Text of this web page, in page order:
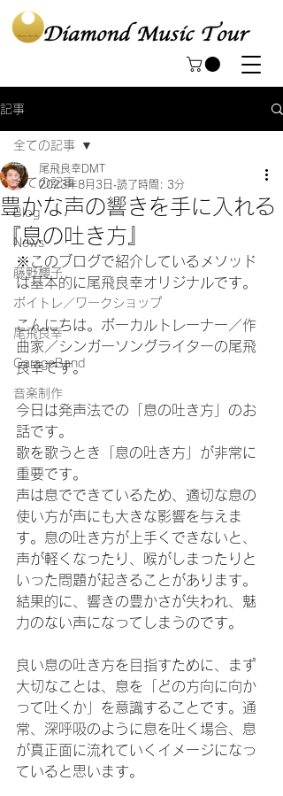
記事
全ての記事
Blog
News
藤野櫻子
ボイトレ／ワークショップ
尾飛良幸
GarageBand
音楽制作
全ての記事
豊かな声の響きを手に入れる
『息の吐き方』
尾飛良幸DMT
2023年8月3日 読了時間: 3分
※このブログで紹介しているメソッド
は基本的に尾飛良幸オリジナルです。
こんにちは。ボーカルトレーナー／作
曲家／シンガーソングライターの尾飛
良幸です。
今日は発声法での「息の吐き方」のお
話です。
歌を歌うとき「息の吐き方」が非常に
重要です。
声は息でできているため、適切な息の
使い方が声にも大きな影響を与えま
す。息の吐き方が上手くできないと、
声が軽くなったり、喉がしまったりと
いった問題が起きることがあります。
結果的に、響きの豊かさが失われ、魅
力のない声になってしまうのです。
良い息の吐き方を目指すために、まず
大切なことは、息を「どの方向に向か
って吐くか」を意識することです。通
常、深呼吸のように息を吐く場合、息
が真正面に流れていくイメージになっ
ていると思います。